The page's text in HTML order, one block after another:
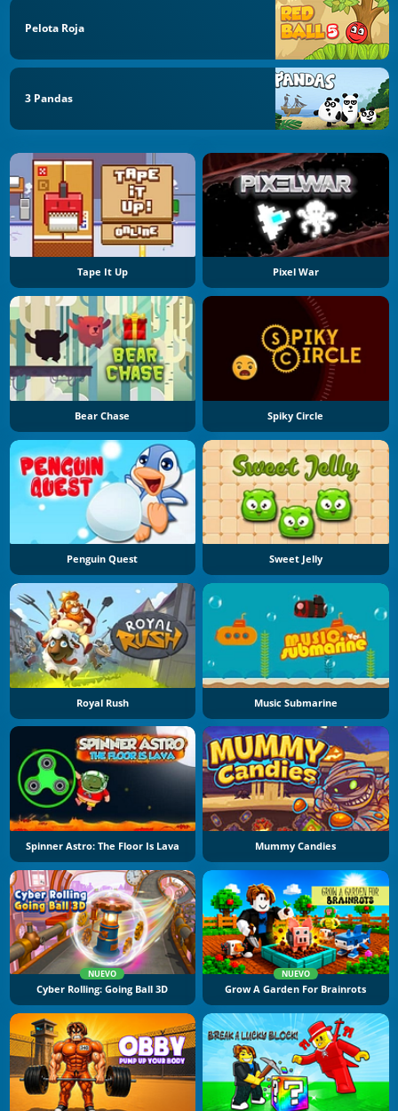
Pelota Roja
3 Pandas
Tape It Up Pixel War
Bear Chase Spiky Circle
Penguin Quest Sweet Jelly
Royal Rush Music Submarine
Spinner Astro: The Floor Is Lava Mummy Candies
NUEVO
Cyber Rolling: Going Ball 3D
NUEVO
Grow A Garden For Brainrots